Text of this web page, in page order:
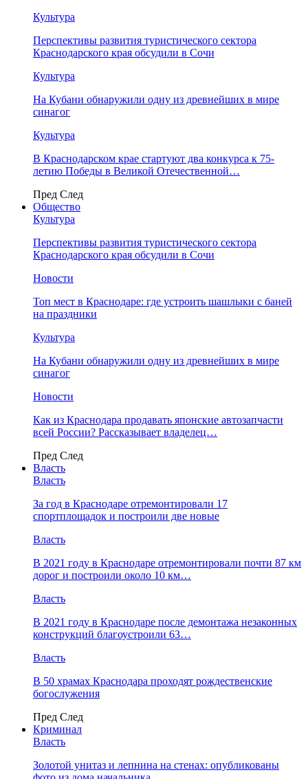
Культура
Перспективы развития туристического сектора
Краснодарского края обсудили в Сочи
Культура
На Кубани обнаружили одну из древнейших в мире
синагог
Культура
В Краснодарском крае стартуют два конкурса к 75-
летию Победы в Великой Отечественной…
Пред След
Общество
Культура
Перспективы развития туристического сектора
Краснодарского края обсудили в Сочи
Новости
Топ мест в Краснодаре: где устроить шашлыки с баней
на праздники
Культура
На Кубани обнаружили одну из древнейших в мире
синагог
Новости
Как из Краснодара продавать японские автозапчасти
всей России? Рассказывает владелец…
Пред След
Власть
Власть
За год в Краснодаре отремонтировали 17
спортплощадок и построили две новые
Власть
В 2021 году в Краснодаре отремонтировали почти 87 км
дорог и построили около 10 км…
Власть
В 2021 году в Краснодаре после демонтажа незаконных
конструкций благоустроили 63…
Власть
В 50 храмах Краснодара проходят рождественские
богослужения
Пред След
Криминал
Власть
​Золотой унитаз и лепнина на стенах: опубликованы